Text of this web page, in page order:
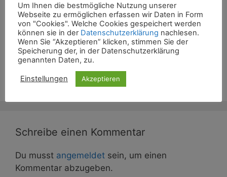
CSD Jena 2019 Infostände
Schreibe einen Kommentar
Du musst angemeldet sein, um einen
Kommentar abzugeben.
Um Ihnen die bestmögliche Nutzung unserer
Webseite zu ermöglichen erfassen wir Daten in Form
von "Cookies". Welche Cookies gespeichert werden
können sie in der Datenschutzerklärung nachlesen.
Wenn Sie “Akzeptieren” klicken, stimmen Sie der
Speicherung der, in der Datenschutzerklärung
genannten Daten, zu.
Einstellungen Akzeptieren